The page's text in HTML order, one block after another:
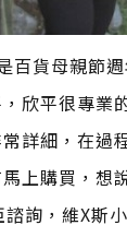
百貨母親節
欣平很專業
詳細，在過
上購買，想
詢，維X斯